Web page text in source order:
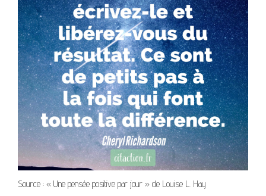
Source : « Une pensée positive par jour » de Louise L. Hay